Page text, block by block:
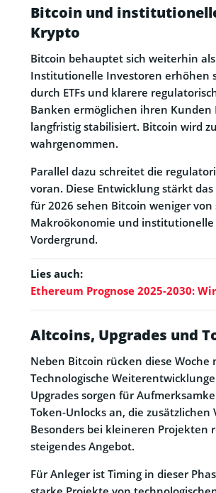
Bitcoin und
Krypto
Bitcoin behauptet sich weiterhin
Institutionelle Investoren erhöhen
durch ETFs und klarere
Banken ermöglichen ihren
langfristig stabilisiert. Bitcoin wird
wahrgenommen.
Parallel dazu schreitet die
voran. Diese Entwicklung stärkt
für 2026 sehen Bitcoin weniger
Makroökonomie und
Vordergrund.
Lies auch:
Ethereum Prognose 2025-2030:
Altcoins, Upgrades und
Neben Bitcoin rücken diese Woche
Technologische
Upgrades sorgen für
Token-Unlocks an, die
Besonders bei kleineren Projekten
steigendes Angebot.
Für Anleger ist Timing in dieser